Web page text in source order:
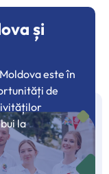
și
este în
de
la